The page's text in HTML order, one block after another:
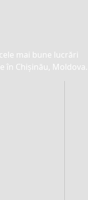
mai bune lucrări
în Chișinău, Moldova.